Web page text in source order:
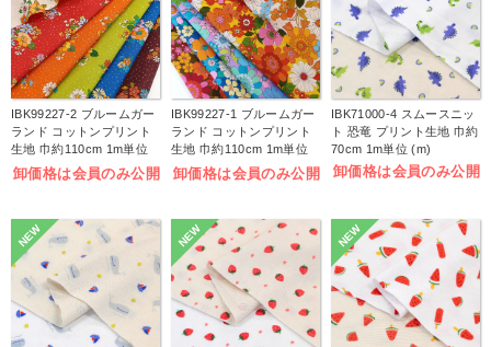
IBK99227-2 ブルームガー
ランド コットンプリント
生地 巾約110cm 1m単位
(m)
卸価格は会員のみ公開
IBK99227-1 ブルームガー
ランド コットンプリント
生地 巾約110cm 1m単位
(m)
卸価格は会員のみ公開
IBK71000-4 スムースニッ
ト 恐竜 プリント生地 巾約
70cm 1m単位 (m)
卸価格は会員のみ公開
NEW NEW NEW